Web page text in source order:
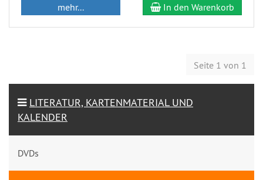
mehr... In den Warenkorb
Seite 1 von 1
LITERATUR, KARTENMATERIAL UND
KALENDER
DVDs